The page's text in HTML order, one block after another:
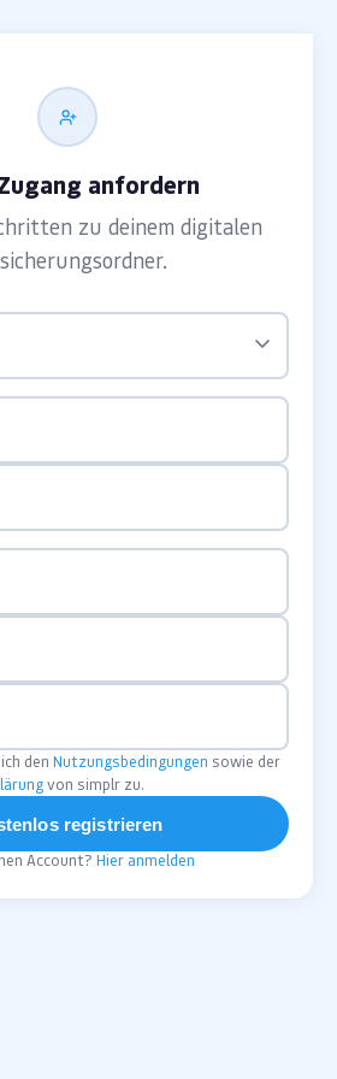
anfordern
zu deinem digitalen
den Nutzungsbedingungen sowie der
von simplr zu.
registrieren
Account? Hier anmelden